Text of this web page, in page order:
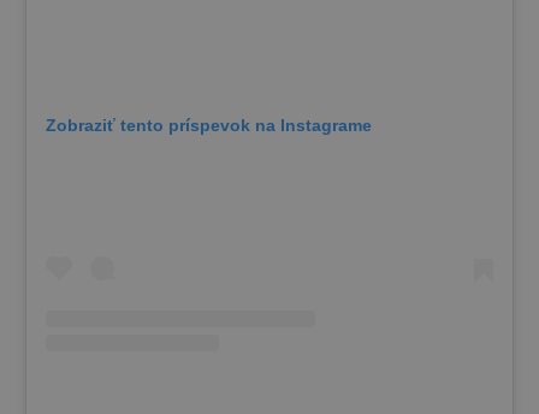
Zobraziť tento príspevok na Instagrame